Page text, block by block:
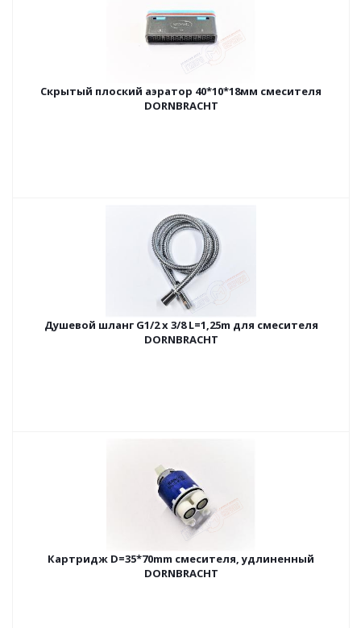
Скрытый плоский аэратор 40*10*18мм смесителя
DORNBRACHT
Душевой шланг G1/2 х 3/8 L=1,25m для смесителя
DORNBRACHT
Картридж D=35*70mm смесителя, удлиненный
DORNBRACHT